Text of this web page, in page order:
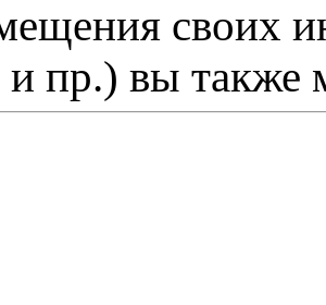
своих
и пр.) вы также